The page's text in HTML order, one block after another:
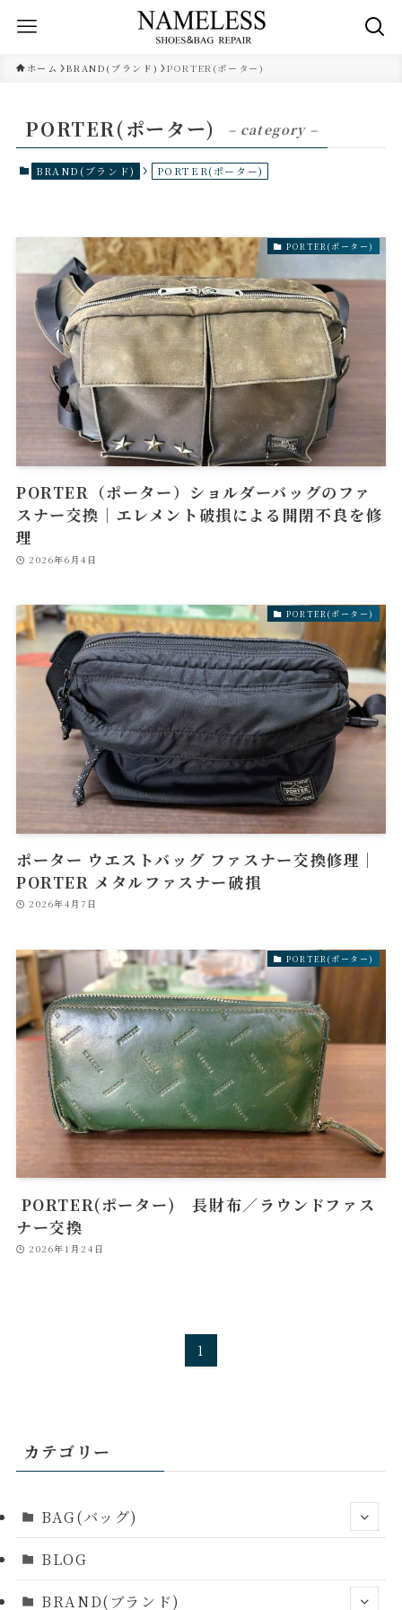
ホーム BRAND(ブランド) PORTER(ポーター)
PORTER(ポーター) – category –
BRAND(ブランド) PORTER(ポーター)
PORTER(ポーター)
PORTER（ポーター）ショルダーバッグのファ
スナー交換｜エレメント破損による開閉不良を修
理
2026年6月4日
PORTER(ポーター)
ポーター ウエストバッグ ファスナー交換修理｜
PORTER メタルファスナー破損
2026年4月7日
PORTER(ポーター)
PORTER(ポーター) 長財布／ラウンドファス
ナー交換
2026年1月24日
1
カテゴリー
BAG(バッグ)
BLOG
BRAND(ブランド)